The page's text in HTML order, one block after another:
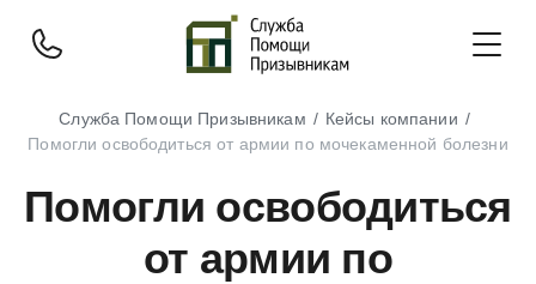
Служба Помощи Призывникам
Кейсы компании
Помогли освободиться от армии по мочекаменной болезни
Помогли освободиться
от армии по